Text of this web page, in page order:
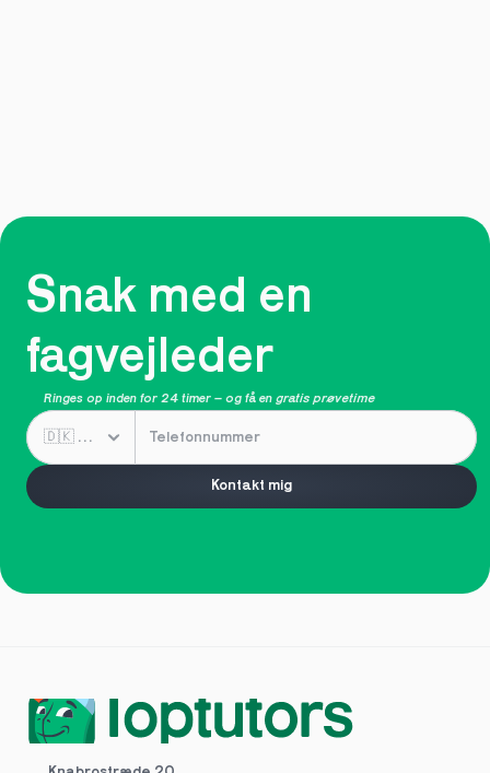
Snak med en
fagvejleder
Ringes op inden for 24 timer – og få en gratis prøvetime
Kontakt mig